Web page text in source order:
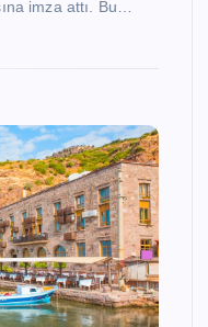
imza attı. Bu…